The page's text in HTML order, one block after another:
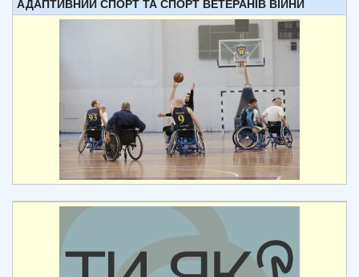
АДАПТИВНИЙ СПОРТ ТА СПОРТ ВЕТЕРАНІВ ВІЙНИ